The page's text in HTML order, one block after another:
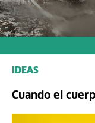
IDEAS
Cuando el